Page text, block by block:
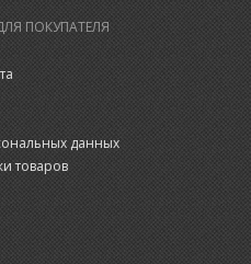
ПОКУПАТЕЛЯ
данных
товаров